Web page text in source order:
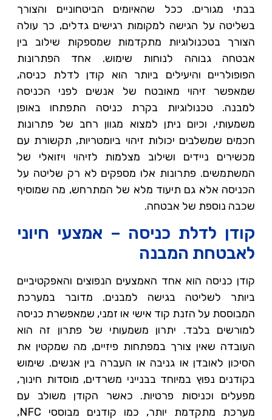
בבתי מגורים. ככל שהאיומים הביטחוניים והצורך
בשליטה על הגישה למקומות רגישים גדלים, כך עולה
הצורך בטכנולוגיות מתקדמות שמספקות שילוב בין
אבטחה גבוהה לנוחות שימוש. אחד הפתרונות
הפופולריים והיעילים ביותר הוא קודן לדלת כניסה,
שמאפשר זיהוי מאובטח של אנשים לפני הכניסה
למבנה. טכנולוגיות בקרת כניסה התפתחו באופן
משמעותי, וכיום ניתן למצוא מגוון רחב של פתרונות
חכמים שמשלבים יכולות זיהוי ביומטריות, תקשורת עם
מכשירים ניידים ושילוב מצלמות לזיהוי ויזואלי של
המשתמשים. פתרונות אלו מספקים לא רק שליטה על
הכניסה אלא גם תיעוד מלא של המתרחש, מה שמוסיף
שכבה נוספת של אבטחה.
קודן לדלת כניסה – אמצעי חיוני
לאבטחת המבנה
קודן כניסה הוא אחד האמצעים הנפוצים והאפקטיביים
ביותר לשליטה בגישה למבנים. מדובר במערכת
המבוססת על הזנת קוד אישי או זמני, שמאפשרת כניסה
למורשים בלבד. יתרון משמעותי של פתרון זה הוא
העובדה שאין צורך במפתחות פיזיים, מה שמקטין את
הסיכון לאובדן או גניבה או העברה בין אנשים. שימוש
בקודנים נפוץ במיוחד בבנייני משרדים, מוסדות חינוך,
מפעלים וכניסות פרטיות. כאשר הקודן משולב עם
מערכת מתקדמת יותר, כמו קודנים מבוססי NFC,